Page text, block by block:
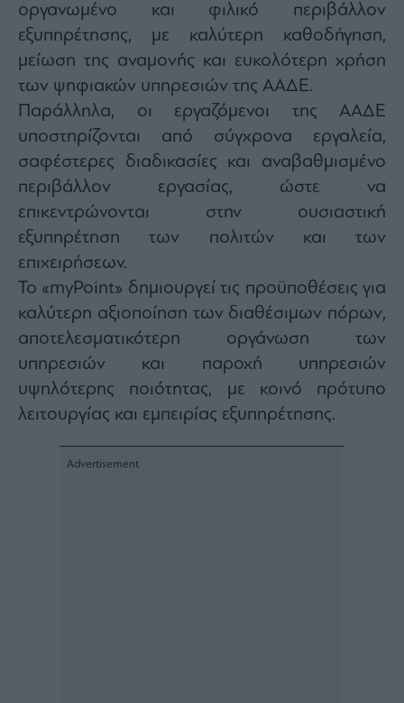
οργανωμένο και φιλικό περιβάλλον
εξυπηρέτησης, με καλύτερη καθοδήγηση,
μείωση της αναμονής και ευκολότερη χρήση
των ψηφιακών υπηρεσιών της ΑΑΔΕ.
Παράλληλα, οι εργαζόμενοι της ΑΑΔΕ
υποστηρίζονται από σύγχρονα εργαλεία,
σαφέστερες διαδικασίες και αναβαθμισμένο
περιβάλλον εργασίας, ώστε να
επικεντρώνονται στην ουσιαστική
εξυπηρέτηση των πολιτών και των
επιχειρήσεων.
Το «myPoint» δημιουργεί τις προϋποθέσεις για
καλύτερη αξιοποίηση των διαθέσιμων πόρων,
αποτελεσματικότερη οργάνωση των
υπηρεσιών και παροχή υπηρεσιών
υψηλότερης ποιότητας, με κοινό πρότυπο
λειτουργίας και εμπειρίας εξυπηρέτησης.